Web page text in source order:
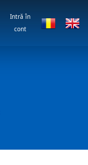
Intră în
cont